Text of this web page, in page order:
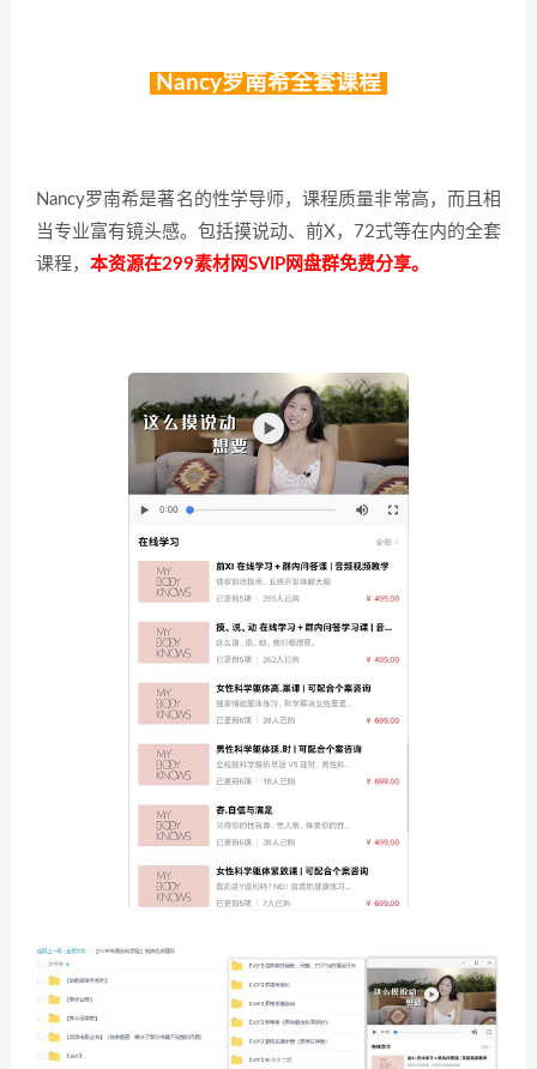
Nancy罗南希全套课程
Nancy罗南希是著名的性学导师，课程质量非常高，而且相
当专业富有镜头感。包括摸说动、前X，72式等在内的全套
课程， 本资源在299素材网SVIP网盘群免费分享。